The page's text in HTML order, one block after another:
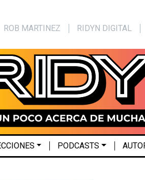
ROB MARTINEZ RIDYN DIGITAL
PODCASTS